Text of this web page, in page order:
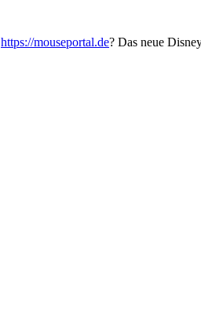
https://mouseportal.de? Das neue